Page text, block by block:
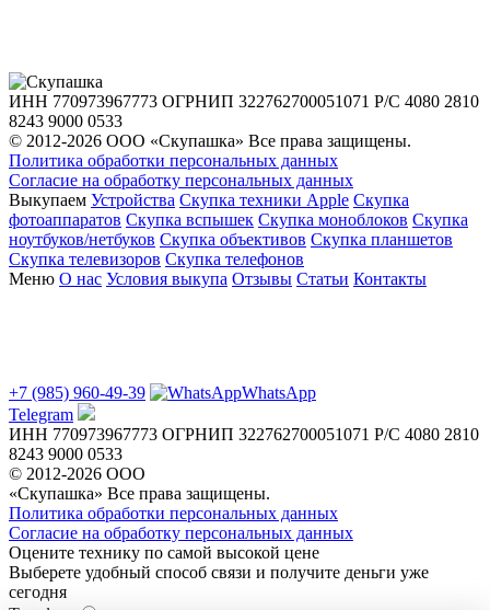
ИНН 770973967773 ОГРНИП 322762700051071 Р/С 4080 2810
8243 9000 0533
© 2012-2026 ООО «Скупашка» Все права защищены.
Политика обработки персональных данных
Согласие на обработку персональных данных
Выкупаем Устройства Скупка техники Apple Скупка
фотоаппаратов Скупка вспышек Скупка моноблоков Скупка
ноутбуков/нетбуков Скупка объективов Скупка планшетов
Скупка телевизоров Скупка телефонов
Меню О нас Условия выкупа Отзывы Статьи Контакты
+7 (985) 960-49-39
WhatsApp
Telegram
ИНН 770973967773 ОГРНИП 322762700051071 Р/С 4080 2810
8243 9000 0533
© 2012-2026 ООО
«Скупашка» Все права защищены.
Политика обработки персональных данных
Согласие на обработку персональных данных
Оцените технику по самой высокой цене
Выберете удобный способ связи и получите деньги уже
сегодня